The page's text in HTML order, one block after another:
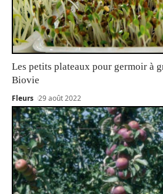
Les petits plateaux pour germoir à
Biovie
Fleurs 29 août 2022